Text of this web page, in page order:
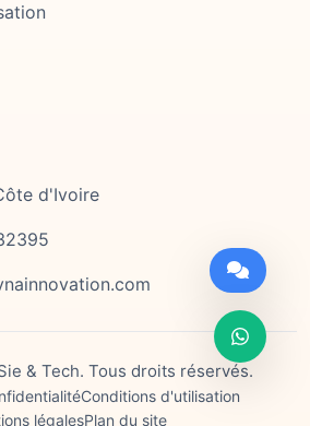
d'Ivoire
& Tech. Tous droits réservés.
Conditions d'utilisation
légalesPlan du site